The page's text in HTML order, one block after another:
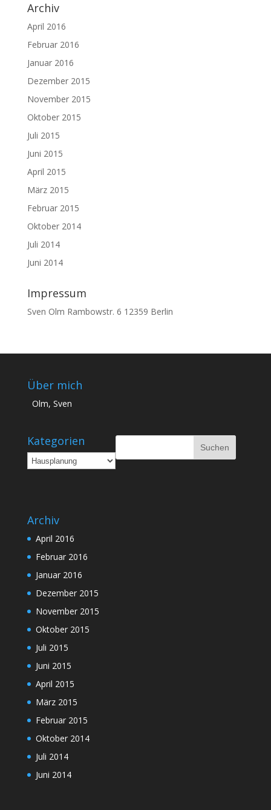
Archiv
April 2016
Februar 2016
Januar 2016
Dezember 2015
November 2015
Oktober 2015
Juli 2015
Juni 2015
April 2015
März 2015
Februar 2015
Oktober 2014
Juli 2014
Juni 2014
Impressum
Sven Olm Rambowstr. 6 12359 Berlin
Über mich
Olm, Sven
Kategorien
Kategorien
Archiv
April 2016
Februar 2016
Januar 2016
Dezember 2015
November 2015
Oktober 2015
Juli 2015
Juni 2015
April 2015
März 2015
Februar 2015
Oktober 2014
Juli 2014
Juni 2014